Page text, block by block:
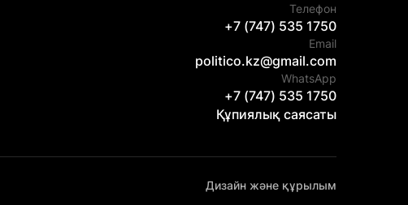
Телефон
+7 (747) 535 1750
Email
politico.kz@gmail.com
WhatsApp
+7 (747) 535 1750
Құпиялық саясаты
Дизайн және құрылым